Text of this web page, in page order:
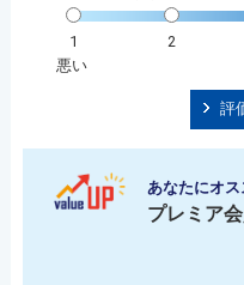
1 2
悪い
評
あなたにオス
プレミア